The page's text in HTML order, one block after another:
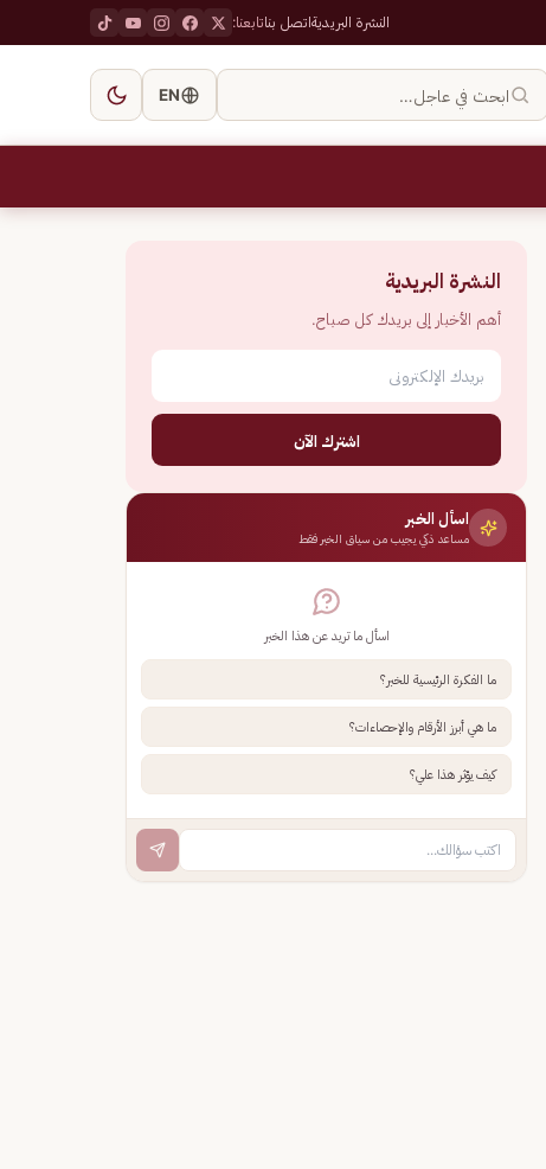
النشرة البريديةاتصل بناتابعنا:
ابحث في عاجل… EN
النشرة البريدية
أهم الأخبار إلى بريدك كل صباح.
اشترك الآن
اسأل الخبر
مساعد ذكي يجيب من سياق الخبر فقط
اسأل ما تريد عن هذا الخبر
ما الفكرة الرئيسية للخبر؟
ما هي أبرز الأرقام والإحصاءات؟
كيف يؤثر هذا علي؟